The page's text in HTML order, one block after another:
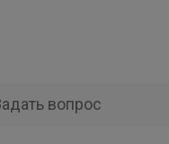
вопрос